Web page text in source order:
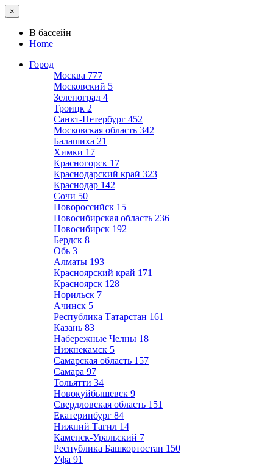
×
В бассейн
Home
Город
Москва 777
Московский 5
Зеленоград 4
Троицк 2
Санкт-Петербург 452
Московская область 342
Балашиха 21
Химки 17
Красногорск 17
Краснодарский край 323
Краснодар 142
Сочи 50
Новороссийск 15
Новосибирская область 236
Новосибирск 192
Бердск 8
Обь 3
Алматы 193
Красноярский край 171
Красноярск 128
Норильск 7
Ачинск 5
Республика Татарстан 161
Казань 83
Набережные Челны 18
Нижнекамск 5
Самарская область 157
Самара 97
Тольятти 34
Новокуйбышевск 9
Свердловская область 151
Екатеринбург 84
Нижний Тагил 14
Каменск-Уральский 7
Республика Башкортостан 150
Уфа 91